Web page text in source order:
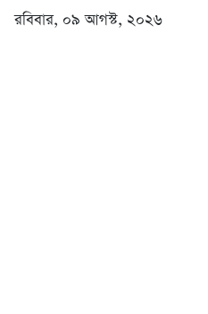
রবিবার, ০৯ আগস্ট, ২০২৬